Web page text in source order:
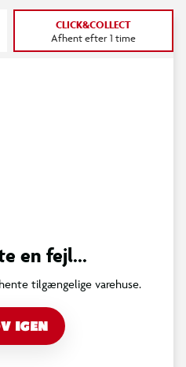
CLICK&COLLECT
Afhent efter 1 time
en fejl...
tilgængelige varehuse.
IGEN